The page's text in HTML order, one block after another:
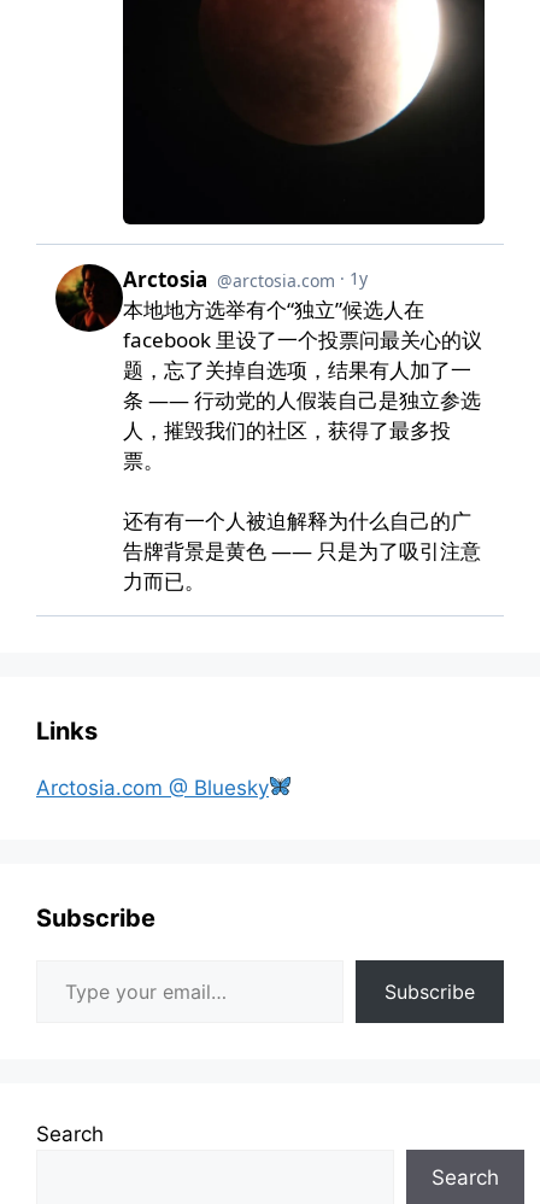
Links
Arctosia.com @ Bluesky
Subscribe
Subscribe
Search
Search